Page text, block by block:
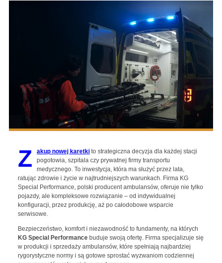
Z akup nowej karetki to strategiczna decyzja dla każdej stacji
pogotowia, szpitala czy prywatnej firmy transportu
medycznego. To inwestycja, która ma służyć przez lata,
ratując zdrowie i życie w najtrudniejszych warunkach. Firma KG
Special Performance, polski producent ambulansów, oferuje nie tylko
pojazdy, ale kompleksowe rozwiązanie – od indywidualnej
konfiguracji, przez produkcję, aż po całodobowe wsparcie
serwisowe.
Bezpieczeństwo, komfort i niezawodność to fundamenty, na których
KG Special Performancebuduje swoją ofertę. Firma specjalizuje się
w produkcji i sprzedaży ambulansów, które spełniają najbardziej
rygorystyczne normy i są gotowe sprostać wyzwaniom codziennej